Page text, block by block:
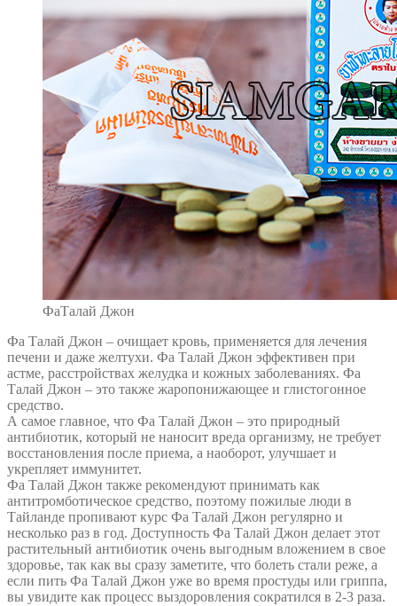
ФаТалай Джон
Фа Талай Джон – очищает кровь, применяется для лечения
печени и даже желтухи. Фа Талай Джон эффективен при
астме, расстройствах желудка и кожных заболеваниях. Фа
Талай Джон – это также жаропонижающее и глистогонное
средство.
А самое главное, что Фа Талай Джон – это природный
антибиотик, который не наносит вреда организму, не требует
восстановления после приема, а наоборот, улучшает и
укрепляет иммунитет.
Фа Талай Джон также рекомендуют принимать как
антитромботическое средство, поэтому пожилые люди в
Тайланде пропивают курс Фа Талай Джон регулярно и
несколько раз в год. Доступность Фа Талай Джон делает этот
растительный антибиотик очень выгодным вложением в свое
здоровье, так как вы сразу заметите, что болеть стали реже, а
если пить Фа Талай Джон уже во время простуды или гриппа,
вы увидите как процесс выздоровления сократился в 2-3 раза.